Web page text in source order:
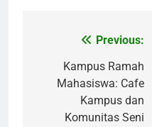
navigation
Previous:
Kampus Ramah
Mahasiswa: Cafe
Kampus dan
Komunitas Seni